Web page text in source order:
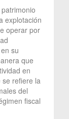
explotación
operar por
su
que
en
refiere la
del
fiscal